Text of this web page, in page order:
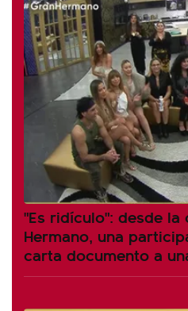
"Es ridículo": desde la
Hermano, una
carta documento a